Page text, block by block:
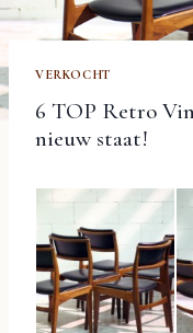
VERKOCHT
6 TOP Retro
nieuw staat!